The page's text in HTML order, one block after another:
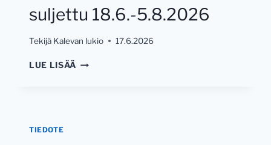
suljettu 18.6.-5.8.2026
Tekijä Kalevan lukio 17.6.2026
LUE LISÄÄ KALEVAN
TIEDOTE